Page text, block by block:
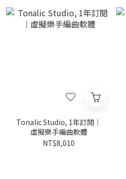
Tonalic Studio, 1年訂閱｜
虛擬樂手編曲軟體
NT$8,010